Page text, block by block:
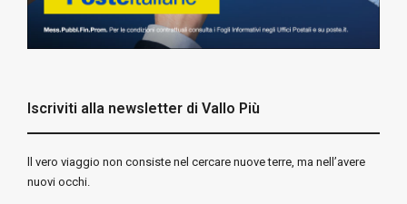
Iscriviti alla newsletter di Vallo Più
ll vero viaggio non consiste nel cercare nuove terre, ma nell’avere
nuovi occhi.